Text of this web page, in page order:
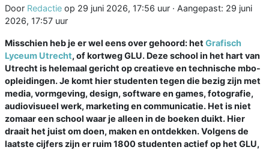
Door Redactie op 29 juni 2026, 17:56 uur · Aangepast: 29 juni
2026, 17:57 uur
Misschien heb je er wel eens over gehoord: het Grafisch
Lyceum Utrecht, of kortweg GLU. Deze school in het hart van
Utrecht is helemaal gericht op creatieve en technische mbo-
opleidingen. Je komt hier studenten tegen die bezig zijn met
media, vormgeving, design, software en games, fotografie,
audiovisueel werk, marketing en communicatie. Het is niet
zomaar een school waar je alleen in de boeken duikt. Hier
draait het juist om doen, maken en ontdekken. Volgens de
laatste cijfers zijn er ruim 1800 studenten actief op het GLU,